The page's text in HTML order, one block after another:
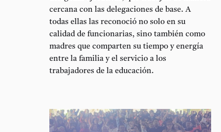
cercana con las delegaciones de base. A
todas ellas las reconoció no solo en su
calidad de funcionarias, sino también como
madres que comparten su tiempo y energía
entre la familia y el servicio a los
trabajadores de la educación.